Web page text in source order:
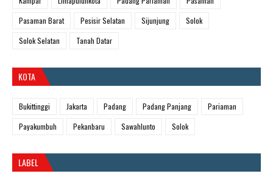
Pasaman Barat
Pesisir Selatan Sijunjung
Solok
Solok Selatan
Tanah Datar
KOTA
Bukittinggi Jakarta Padang Padang Panjang
Pariaman
Payakumbuh
Pekanbaru Sawahlunto Solok
LABEL